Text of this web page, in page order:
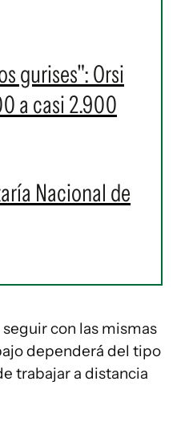
gurises": Orsi
a casi 2.900
Nacional de
con las mismas
dependerá del tipo
trabajar a distancia